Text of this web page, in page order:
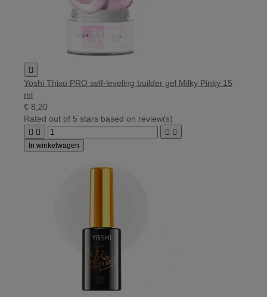

Yoshi Thixo PRO self-leveling builder gel Milky Pinky 15
ml
€ 8,20
Rated out of 5 stars based on review(s)
   
In winkelwagen